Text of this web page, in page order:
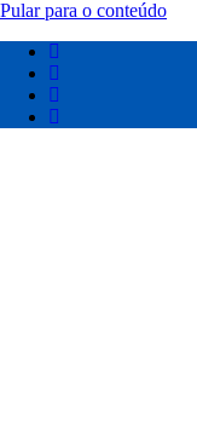
Pular para o conteúdo